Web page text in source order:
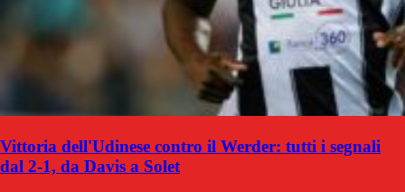
Vittoria dell'Udinese contro il Werder: tutti i segnali
dal 2-1, da Davis a Solet